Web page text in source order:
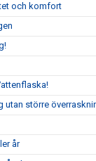
och komfort
utan större
år